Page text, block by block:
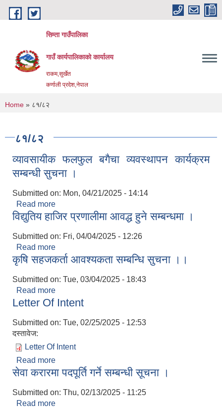
Skip to main content
सिम्ता गाउँपालिका
गाउँ कार्यपालिकाको कार्यालय
राकम,सुर्खेत
कर्णाली प्रदेश,नेपाल
You are here
Home » ८१/८२
८१/८२
व्यावसायीक फलफुल बगैचा व्यवस्थापन कार्यक्रम
सम्बन्धी सुचना ।
Submitted on: Mon, 04/21/2025 - 14:14
Read more
सम्बन्धी सुचना ।
विद्युतिय हाजिर प्रणालीमा आवद्ध हुने सम्बन्धमा ।
Submitted on: Fri, 04/04/2025 - 12:26
Read more
कृषि सहजकर्ता आवश्यकता सम्बन्धि सुचना ।।
Submitted on: Tue, 03/04/2025 - 18:43
Read more
Letter Of Intent
Submitted on: Tue, 02/25/2025 - 12:53
दस्तावेज:
Letter Of Intent
Read more
सेवा करारमा पदपूर्ति गर्ने सम्बन्धी सूचना ।
Submitted on: Thu, 02/13/2025 - 11:25
Read more